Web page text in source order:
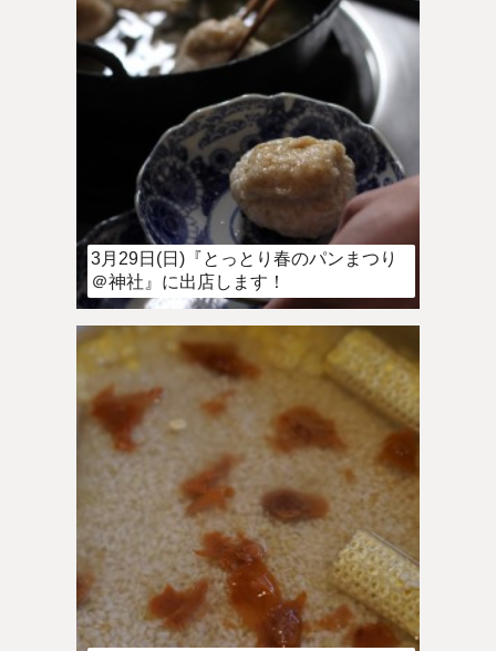
3月29日(日)『とっとり春のパンまつり
＠神社』に出店します！